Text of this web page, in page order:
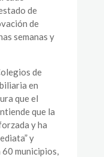
de
de
semanas y
de
en
que el
que la
y ha
y
municipios,